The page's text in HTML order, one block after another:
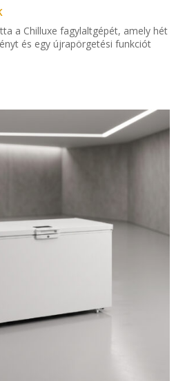
a Chilluxe fagylaltgépét, amely hét
és egy újrapörgetési funkciót